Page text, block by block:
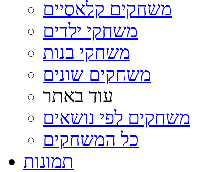
משחקים קלאסיים
משחקי ילדים
משחקי בנות
משחקים שונים
עוד באתר
משחקים לפי נושאים
כל המשחקים
תמונות